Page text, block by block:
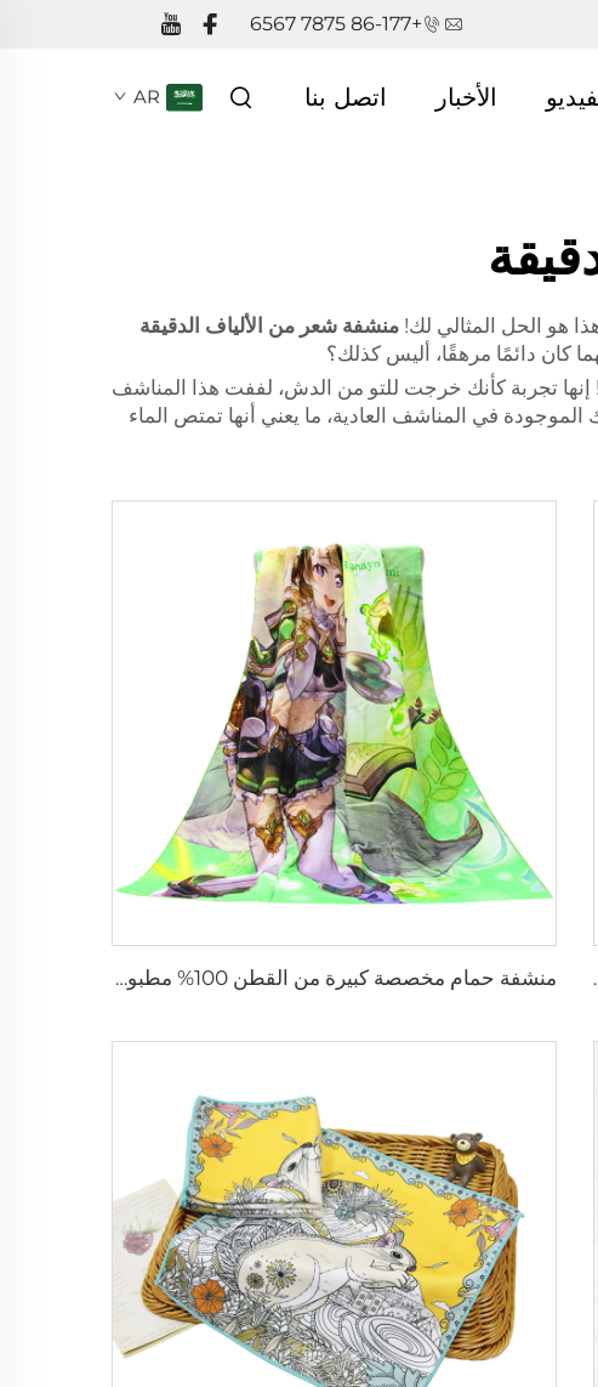
+86-177 7875 6567
الأخبار اتصل بنا AR
منشفة شعر من الألياف الدقيقة
دائمًا مرهقًا، أليس كذلك؟
إنها تجربة كأنك خرجت للتو من الدش، لففت هذا المناشف
في المناشف العادية، ما يعني أنها تمتص الماء
هندسية بالجملة منشفة حمام مخصصة كبيرة من القطن 100% مطبوعة بطبعة تيري